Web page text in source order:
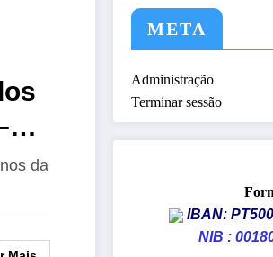
da
META
Administração
Terminar sessão
IBAN:
NIB :